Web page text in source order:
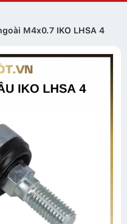
M4x0.7 IKO LHSA 4